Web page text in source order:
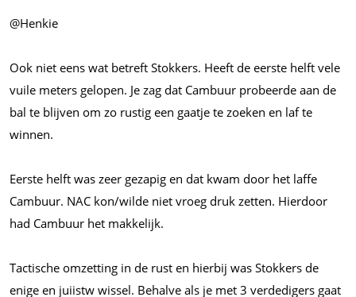
@Henkie
Ook niet eens wat betreft Stokkers. Heeft de eerste helft vele
vuile meters gelopen. Je zag dat Cambuur probeerde aan de
bal te blijven om zo rustig een gaatje te zoeken en laf te
winnen.
Eerste helft was zeer gezapig en dat kwam door het laffe
Cambuur. NAC kon/wilde niet vroeg druk zetten. Hierdoor
had Cambuur het makkelijk.
Tactische omzetting in de rust en hierbij was Stokkers de
enige en juiistw wissel. Behalve als je met 3 verdedigers gaat